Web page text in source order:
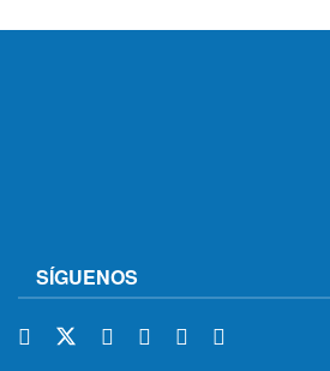
SÍGUENOS